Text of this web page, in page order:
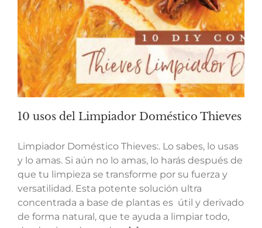
10 usos del Limpiador Doméstico Thieves
Limpiador Doméstico Thieves:. Lo sabes, lo usas
y lo amas. Si aún no lo amas, lo harás después de
que tu limpieza se transforme por su fuerza y ​​
versatilidad. Esta potente solución ultra
concentrada a base de plantas es útil y derivado
de forma natural, que te ayuda a limpiar todo,